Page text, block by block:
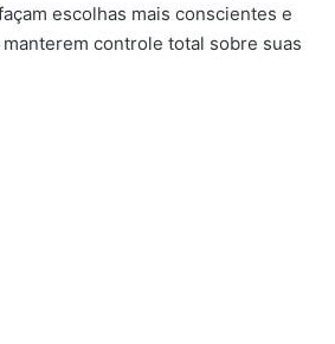
escolhas mais conscientes e
controle total sobre suas